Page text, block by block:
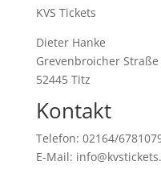
KVS Tickets
Dieter Hanke
Grevenbroicher Straße
52445 Titz
Kontakt
Telefon: 02164/
E-Mail: